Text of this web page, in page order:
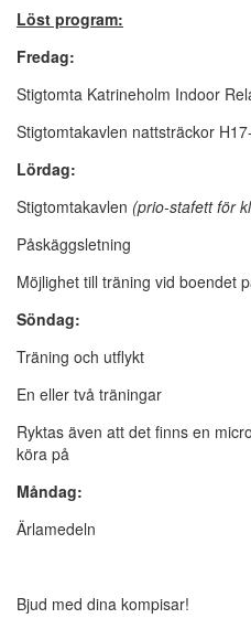
Löst program:
Fredag:
Stigtomta Katrineholm Indoor
Stigtomtakavlen nattsträckor
Lördag:
Stigtomtakavlen (prio-stafett för
Påskäggsletning
Möjlighet till träning vid boendet
Söndag:
Träning och utflykt
En eller två träningar
Ryktas även att det finns en
köra på
Måndag:
Ärlamedeln
Bjud med dina kompisar!